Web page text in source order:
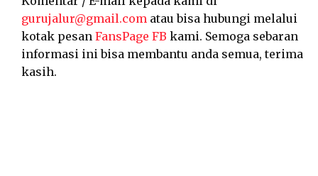
gurujalur@gmail.com atau bisa hubungi melalui
kotak pesan FansPage FB kami. Semoga sebaran
informasi ini bisa membantu anda semua, terima
kasih.